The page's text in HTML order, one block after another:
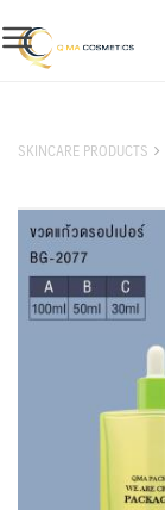
to
content
SKINCARE PRODUCTS